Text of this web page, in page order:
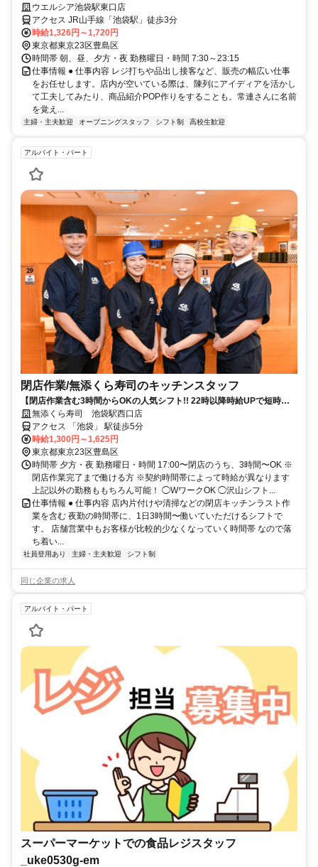
大幅に緩和しました！
ウエルシア池袋駅東口店
アクセス JR山手線「池袋駅」徒歩3分
時給1,326円～1,720円
東京都東京23区豊島区
時間帯 朝、昼、夕方・夜 勤務曜日・時間 7:30～23:15
仕事情報 ● 仕事内容 レジ打ちや品出し接客など、販売の幅広い仕事
をお任せします。店内が空いている際は、陳列にアイディアを活かし
て工夫してみたり、商品紹介POP作りをすることも。常連さんに名前
を覚え...
主婦・主夫歓迎 オープニングスタッフ シフト制 高校生歓迎
アルバイト・パート
閉店作業​/無添くら寿司の​キッチンスタッフ
【閉店作業含む3時間からOKの人気シフト!! 22時以降時給UPで短時間
で稼げる】
無添くら寿司 池袋駅西口店
アクセス 「池袋」 駅徒歩5分
時給1,300円～1,625円
東京都東京23区豊島区
時間帯 夕方・夜 勤務曜日・時間 17:00〜閉店のうち、3時間〜OK ※
閉店作業完了まで働ける方 ※契約時間帯によって時給が異なります
上記以外の勤務ももちろん可能！ ◯WワークOK ◯沢山シフト...
仕事情報 ● 仕事内容 店内片付けや清掃などの閉店キッチンラスト作
業を含む 夜勤の時間帯に、1日3時間〜働いていただけるシフトで
す。 店舗営業中もお客様が比較的少なくなっていく時間帯 なので落
ち着い...
社員登用あり 主婦・主夫歓迎 シフト制
同じ企業の求人
アルバイト・パート
スーパーマーケットでの食品レジスタッフ
_uke0530g-em